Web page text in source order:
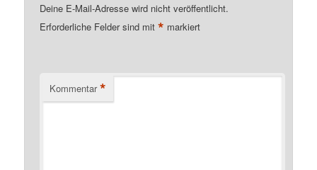
Deine E-Mail-Adresse wird nicht veröffentlicht.
Erforderliche Felder sind mit* markiert
Kommentar *